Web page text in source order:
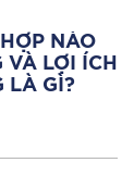
NÀO
VÀ LỢI ÍCH
LÀ GÌ?